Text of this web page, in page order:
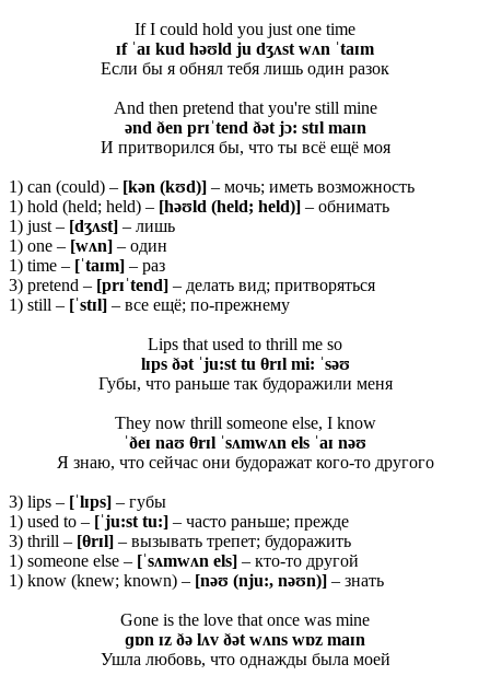
If I could hold you just one time
ɪf ˈaɪ kud həʊld ju dʒʌst wʌn ˈtaɪm
Если бы я обнял тебя лишь один разок
And then pretend that you're still mine
ənd ðen prɪˈtend ðət jɔ: stɪl maɪn
И притворился бы, что ты всё ещё моя
1) can (could) – [kən (kʊd)] – мочь; иметь возможность
1) hold (held; held) – [həʊld (held; held)] – обнимать
1) just – [dʒʌst] – лишь
1) one – [wʌn] – один
1) time – [ˈtaɪm] – раз
3) pretend – [prɪˈtend] – делать вид; притворяться
1) still – [ˈstɪl] – все ещё; по-прежнему
Lips that used to thrill me so
lɪps ðət ˈju:st tu θrɪl mi: ˈsəʊ
Губы, что раньше так будоражили меня
They now thrill someone else, I know
ˈðeɪ naʊ θrɪl ˈsʌmwʌn els ˈaɪ nəʊ
Я знаю, что сейчас они будоражат кого-то другого
3) lips – [ˈlɪps] – губы
1) used to – [ˈju:st tu:] – часто раньше; прежде
3) thrill – [θrɪl] – вызывать трепет; будоражить
1) someone else – [ˈsʌmwʌn els] – кто-то другой
1) know (knew; known) – [nəʊ (nju:, nəʊn)] – знать
Gone is the love that once was mine
ɡɒn ɪz ðə lʌv ðət wʌns wɒz maɪn
Ушла любовь, что однажды была моей